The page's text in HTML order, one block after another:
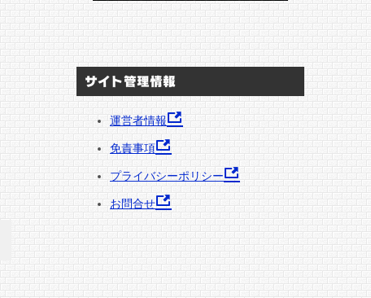
サイト管理情報
運営者情報
免責事項
プライバシーポリシー
お問合せ